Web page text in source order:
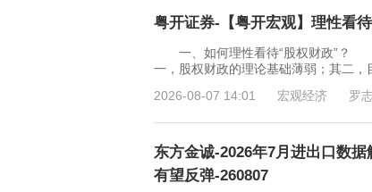
粤开证券-【粤开宏观】理性看
一、如何理性看待“股权财政”？
一，股权财政的理论基础薄弱；其二
2026-08-07 14:01
宏观经济 罗
东方金诚-2026年7月进出口数
有望反弹-260807